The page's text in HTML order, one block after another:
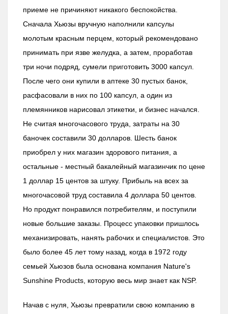
приеме не причиняют никакого беспокойства.
Сначала Хьюзы вручную наполнили капсулы
молотым красным перцем, который рекомендовано
принимать при язве желудка, а затем, проработав
три ночи подряд, сумели приготовить 3000 капсул.
После чего они купили в аптеке 30 пустых банок,
расфасовали в них по 100 капсул, а один из
племянников нарисовал этикетки, и бизнес начался.
Не считая многочасового труда, затраты на 30
баночек составили 30 долларов. Шесть банок
приобрел у них магазин здорового питания, а
остальные - местный бакалейный магазинчик по цене
1 доллар 15 центов за штуку. Прибыль на всех за
многочасовой труд составила 4 доллара 50 центов.
Но продукт понравился потребителям, и поступили
новые большие заказы. Процесс упаковки пришлось
механизировать, нанять рабочих и специалистов. Это
было более 45 лет тому назад, когда в 1972 году
семьей Хьюзов была основана компания Nature's
Sunshine Products, которую весь мир знает как NSP.
Начав с нуля, Хьюзы превратили свою компанию в